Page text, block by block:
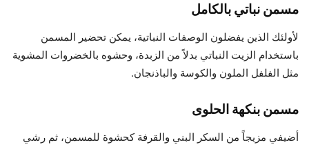
مسمن نباتي بالكامل
لأولئك الذين يفضلون الوصفات النباتية، يمكن تحضير المسمن
باستخدام الزيت النباتي بدلاً من الزبدة، وحشوه بالخضروات المشوية
مثل الفلفل الملون والكوسة والباذنجان.
مسمن بنكهة الحلوى
أضيفي مزيجاً من السكر البني والقرفة كحشوة للمسمن، ثم رشي